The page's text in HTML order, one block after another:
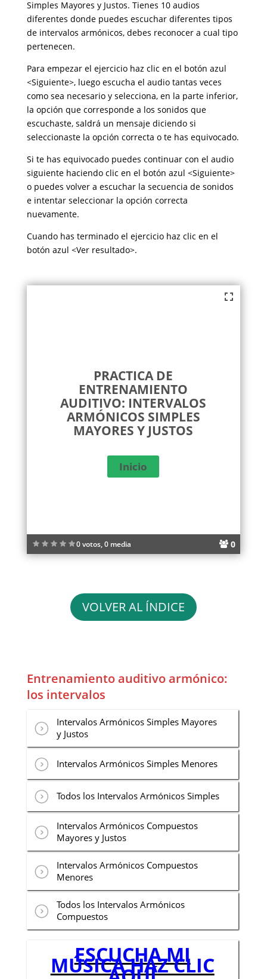
Simples Mayores y Justos. Tienes 10 audios
diferentes donde puedes escuchar diferentes tipos
de intervalos armónicos, debes reconocer a cual tipo
pertenecen.
Para empezar el ejercicio haz clic en el botón azul
<Siguiente>, luego escucha el audio tantas veces
como sea necesario y selecciona, en la parte inferior,
la opción que corresponde a los sonidos que
escuchaste, saldrá un mensaje diciendo si
seleccionaste la opción correcta o te has equivocado.
Si te has equivocado puedes continuar con el audio
siguiente haciendo clic en el botón azul <Siguiente>
o puedes volver a escuchar la secuencia de sonidos
e intentar seleccionar la opción correcta
nuevamente.
Cuando has terminado el ejercicio haz clic en el
botón azul <Ver resultado>.
0 votos, 0 media 0
PRACTICA DE
ENTRENAMIENTO
AUDITIVO: INTERVALOS
ARMÓNICOS SIMPLES
MAYORES Y JUSTOS
VOLVER AL ÍNDICE
Entrenamiento auditivo armónico:
los intervalos
Intervalos Armónicos Simples Mayores
y Justos
Intervalos Armónicos Simples Menores
Todos los Intervalos Armónicos Simples
Intervalos Armónicos Compuestos
Mayores y Justos
Intervalos Armónicos Compuestos
Menores
Todos los Intervalos Armónicos
Compuestos
ESCUCHA MI
MÚSICA HAZ CLIC